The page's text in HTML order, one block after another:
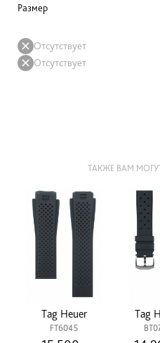
Размер
Отсутствует
Отсутствует
ТАКЖЕ ВАМ
Tag Heuer
FT6045
Tag